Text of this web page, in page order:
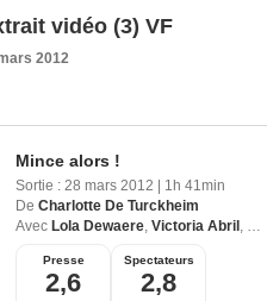
vidéo (3) VF
2012
Mince alors !
Sortie : 28 mars 2012
1h 41min
De Charlotte De Turckheim
Avec Lola Dewaere, Victoria Abril ,
Presse
2,6
Spectateurs
2,8